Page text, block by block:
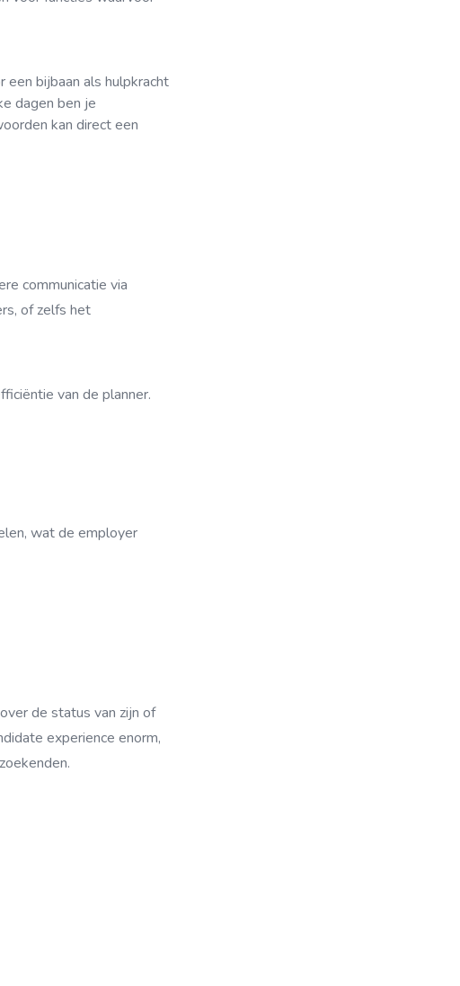
bijbaan als hulpkracht
dagen ben je
kan direct een
communicatie via
of zelfs het
van de planner.
wat de employer
de status van zijn of
experience enorm,